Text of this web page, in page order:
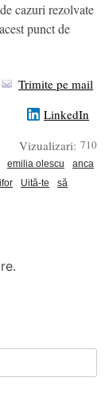
cazuri rezolvate
punct de
Trimite pe mail
LinkedIn
Vizualizari: 710
emilia olescu
anca
Uită-te
să